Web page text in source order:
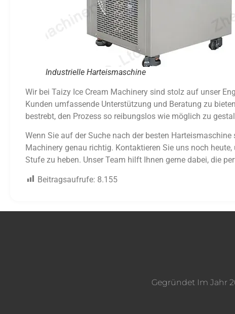
Industrielle Harteismaschine
Wir bei Taizy Ice Cream Machinery sind stolz auf unser
Kunden umfassende Unterstützung und Beratung zu
bestrebt, den Prozess so reibungslos wie möglich zu
Wenn Sie auf der Suche nach der besten
Machinery genau richtig. Kontaktieren Sie uns noch
Stufe zu heben. Unser Team hilft Ihnen gerne dabei, die
Beitragsaufrufe: 8.155
Gegründet Im Jahr